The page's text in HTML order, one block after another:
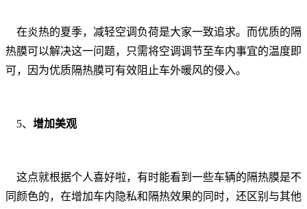
在炎热的夏季，减轻空调负荷是大家一致追求。而优质的隔
热膜可以解决这一问题，只需将空调调节至车内事宜的温度即
可，因为优质隔热膜可有效阻止车外暖风的侵入。
5、 增加美观
这点就根据个人喜好啦，有时能看到一些车辆的隔热膜是不
同颜色的，在增加车内隐私和隔热效果的同时，还区别与其他